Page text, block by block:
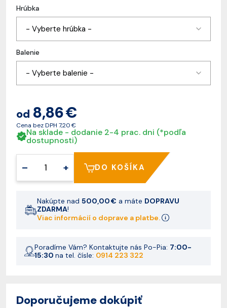
Hrúbka
- Vyberte hrúbka -
Balenie
- Vyberte balenie -
od 8,86 €
Cena bez DPH 7,20 €
Na sklade - dodanie 2-4 prac. dni (*podľa
dostupnosti)
– + DO KOŠÍKA
Nakúpte nad 500,00 € a máte DOPRAVU
ZDARMA!
Viac informácií o doprave a platbe.
Poradíme Vám? Kontaktujte nás Po-Pia: 7:00-
15:30 na tel. čísle: 0914 223 322
Doporučujeme dokúpiť